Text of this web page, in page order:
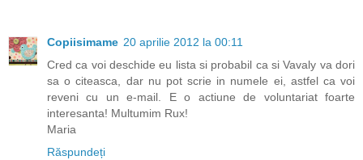
Copiisimame 20 aprilie 2012 la 00:11
Cred ca voi deschide eu lista si probabil ca si Vavaly va dori
sa o citeasca, dar nu pot scrie in numele ei, astfel ca voi
reveni cu un e-mail. E o actiune de voluntariat foarte
interesanta! Multumim Rux!
Maria
Răspundeți